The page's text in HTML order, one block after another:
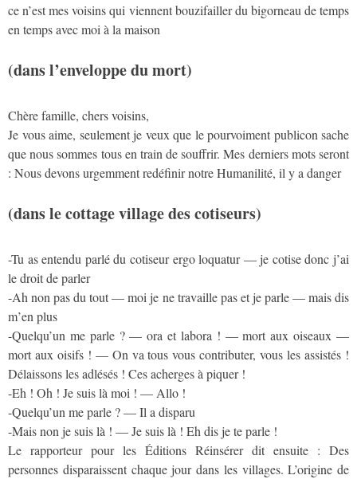
ce n’est mes voisins qui viennent bouzifailler du bigorneau de temps
en temps avec moi à la maison
(dans l’enveloppe du mort)
Chère famille, chers voisins,
Je vous aime, seulement je veux que le pourvoiment publicon sache
que nous sommes tous en train de souffrir. Mes derniers mots seront
: Nous devons urgemment redéfinir notre Humanilité, il y a danger
(dans le cottage village des cotiseurs)
-Tu as entendu parlé du cotiseur ergo loquatur — je cotise donc j’ai
le droit de parler
-Ah non pas du tout — moi je ne travaille pas et je parle — mais dis
m’en plus
-Quelqu’un me parle ? — ora et labora ! — mort aux oiseaux —
mort aux oisifs ! — On va tous vous contributer, vous les assistés !
Délaissons les adlésés ! Ces acherges à piquer !
-Eh ! Oh ! Je suis là moi ! — Allo !
-Quelqu’un me parle ? — Il a disparu
-Mais non je suis là ! — Je suis là ! Eh dis je te parle !
Le rapporteur pour les Éditions Réinsérer dit ensuite : Des
personnes disparaissent chaque jour dans les villages. L’origine de